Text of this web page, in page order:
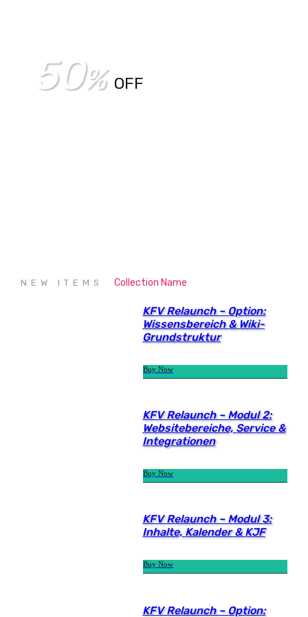
50% OFF
NEW ITEMS Collection Name
KFV Relaunch – Option:
Wissensbereich & Wiki-
Grundstruktur
Buy Now
KFV Relaunch – Modul 2:
Websitebereiche, Service &
Integrationen
Buy Now
KFV Relaunch – Modul 3:
Inhalte, Kalender & KJF
Buy Now
KFV Relaunch – Option: